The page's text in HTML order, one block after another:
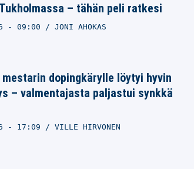
– tähän peli ratkesi
- 09:00 JONI AHOKAS
dopingkärylle löytyi hyvin
– valmentajasta paljastui synkkä
- 17:09 VILLE HIRVONEN